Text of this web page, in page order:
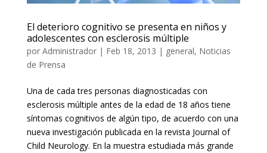
El deterioro cognitivo se presenta en niños y
adolescentes con esclerosis múltiple
por Administrador| Feb 18, 2013 | general, Noticias
de Prensa
Una de cada tres personas diagnosticadas con
esclerosis múltiple antes de la edad de 18 años tiene
síntomas cognitivos de algún tipo, de acuerdo con una
nueva investigación publicada en la revista Journal of
Child Neurology. En la muestra estudiada más grande